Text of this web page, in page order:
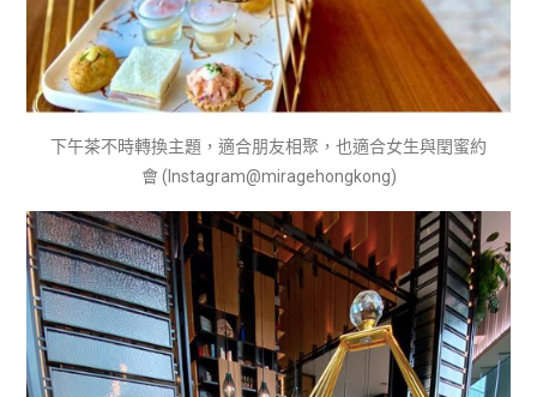
下午茶不時轉換主題，適合朋友相聚，也適合女生與閏蜜約
會 (Instagram@miragehongkong)